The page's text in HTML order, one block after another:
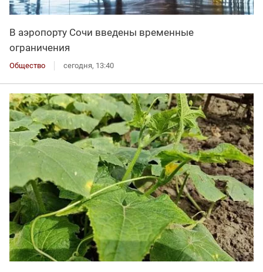
В аэропорту Сочи введены временные
ограничения
Общество сегодня, 13:40